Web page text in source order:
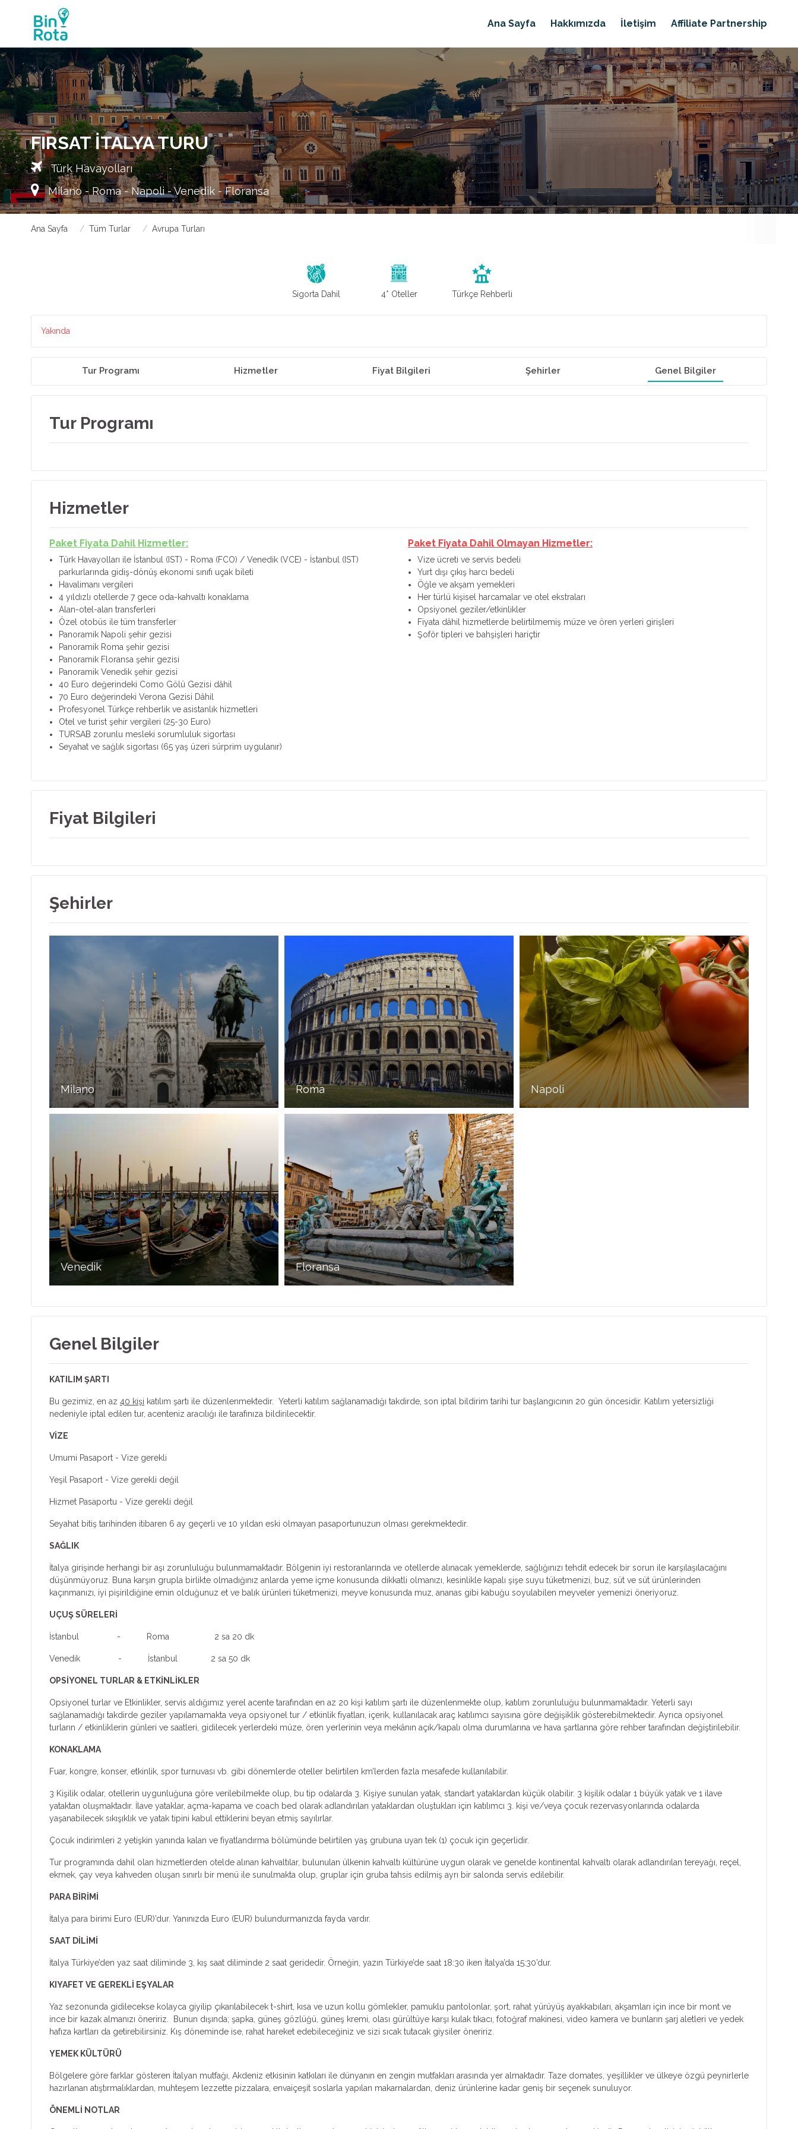
Ana Sayfa Hakkımızda İletişim Affiliate Partnership
FIRSAT İTALYA TURU
Türk Havayolları
Milano - Roma - Napoli - Venedik - Floransa
Ana Sayfa Tüm Turlar Avrupa Turları
Sigorta Dahil 4* Oteller Türkçe Rehberli
Yakında
Tur Programı Hizmetler Fiyat Bilgileri Şehirler Genel Bilgiler
Tur Programı
Hizmetler
Paket Fiyata Dahil Hizmetler:
Türk Havayolları ile İstanbul (IST) - Roma (FCO) / Venedik (VCE) - İstanbul (IST)
parkurlarında gidiş-dönüş ekonomi sınıfı uçak bileti
Havalimanı vergileri
4 yıldızlı otellerde 7 gece oda-kahvaltı konaklama
Alan-otel-alan transferleri
Özel otobüs ile tüm transferler
Panoramik Napoli şehir gezisi
Panoramik Roma şehir gezisi
Panoramik Floransa şehir gezisi
Panoramik Venedik şehir gezisi
40 Euro değerindeki Como Gölü Gezisi dâhil
70 Euro değerindeki Verona Gezisi Dâhil
Profesyonel Türkçe rehberlik ve asistanlık hizmetleri
Otel ve turist şehir vergileri (25-30 Euro)
TURSAB zorunlu mesleki sorumluluk sigortası
Seyahat ve sağlık sigortası (65 yaş üzeri sürprim uygulanır)
Paket Fiyata Dahil Olmayan Hizmetler:
Vize ücreti ve servis bedeli
Yurt dışı çıkış harcı bedeli
Öğle ve akşam yemekleri
Her türlü kişisel harcamalar ve otel ekstraları
Opsiyonel geziler/etkinlikler
Fiyata dâhil hizmetlerde belirtilmemiş müze ve ören yerleri girişleri
Şoför tipleri ve bahşişleri hariçtir
Fiyat Bilgileri
Şehirler
Milano Roma Napoli
Venedik
İtalya dünyanın en çok turist çeken yerlerin ilk sıralarında
Venedik turları gelir. Kendine has mimarisi, kanalları ve
köprüleri ile herkesin tatil planlarında yer alan bir şehirdir
Floransa
Genel Bilgiler
KATILIM ŞARTI
Bu gezimiz, en az 40 kişi katılım şartı ile düzenlenmektedir. Yeterli katılım sağlanamadığı takdirde, son iptal bildirim tarihi tur başlangıcının 20 gün öncesidir. Katılım yetersizliği
nedeniyle iptal edilen tur, acenteniz aracılığı ile tarafınıza bildirilecektir.
VİZE
Umumi Pasaport - Vize gerekli
Yeşil Pasaport - Vize gerekli değil
Hizmet Pasaportu - Vize gerekli değil
Seyahat bitiş tarihinden itibaren 6 ay geçerli ve 10 yıldan eski olmayan pasaportunuzun olması gerekmektedir.
SAĞLIK
İtalya girişinde herhangi bir aşı zorunluluğu bulunmamaktadır. Bölgenin iyi restoranlarında ve otellerde alınacak yemeklerde, sağlığınızı tehdit edecek bir sorun ile karşılaşılacağını
düşünmüyoruz. Buna karşın grupla birlikte olmadığınız anlarda yeme içme konusunda dikkatli olmanızı, kesinlikle kapalı şişe suyu tüketmenizi, buz, süt ve süt ürünlerinden
kaçınmanızı, iyi pişirildiğine emin olduğunuz et ve balık ürünleri tüketmenizi, meyve konusunda muz, ananas gibi kabuğu soyulabilen meyveler yemenizi öneriyoruz.
UÇUŞ SÜRELERİ
İstanbul - Roma 2 sa 20 dk
Venedik - İstanbul 2 sa 50 dk
OPSİYONEL TURLAR & ETKİNLİKLER
Opsiyonel turlar ve Etkinlikler, servis aldığımız yerel acente tarafından en az 20 kişi katılım şartı ile düzenlenmekte olup, katılım zorunluluğu bulunmamaktadır. Yeterli sayı
sağlanamadığı takdirde geziler yapılamamakta veya opsiyonel tur / etkinlik fiyatları, içerik, kullanılacak araç katılımcı sayısına göre değişiklik gösterebilmektedir. Ayrıca opsiyonel
turların / etkinliklerin günleri ve saatleri, gidilecek yerlerdeki müze, ören yerlerinin veya mekânın açık/kapalı olma durumlarına ve hava şartlarına göre rehber tarafından değiştirilebilir.
KONAKLAMA
Fuar, kongre, konser, etkinlik, spor turnuvası vb. gibi dönemlerde oteller belirtilen km’lerden fazla mesafede kullanılabilir.
3 Kişilik odalar, otellerin uygunluğuna göre verilebilmekte olup, bu tip odalarda 3. Kişiye sunulan yatak, standart yataklardan küçük olabilir. 3 kişilik odalar 1 büyük yatak ve 1 ilave
yataktan oluşmaktadır. İlave yataklar, açma-kapama ve coach bed olarak adlandırılan yataklardan oluştukları için katılımcı 3. kişi ve/veya çocuk rezervasyonlarında odalarda
yaşanabilecek sıkışıklık ve yatak tipini kabul ettiklerini beyan etmiş sayılırlar.
Çocuk indirimleri 2 yetişkin yanında kalan ve fiyatlandırma bölümünde belirtilen yaş grubuna uyan tek (1) çocuk için geçerlidir.
Tur programında dahil olan hizmetlerden otelde alınan kahvaltılar, bulunulan ülkenin kahvaltı kültürüne uygun olarak ve genelde kontinental kahvaltı olarak adlandırılan tereyağı, reçel,
ekmek, çay veya kahveden oluşan sınırlı bir menü ile sunulmakta olup, gruplar için gruba tahsis edilmiş ayrı bir salonda servis edilebilir.
PARA BİRİMİ
İtalya para birimi Euro (EUR)’dur. Yanınızda Euro (EUR) bulundurmanızda fayda vardır.
SAAT DİLİMİ
İtalya Türkiye’den yaz saat diliminde 3, kış saat diliminde 2 saat geridedir. Örneğin, yazın Türkiye’de saat 18:30 iken İtalya’da 15:30’dur.
KIYAFET VE GEREKLİ EŞYALAR
Yaz sezonunda gidilecekse kolayca giyilip çıkarılabilecek t-shirt, kısa ve uzun kollu gömlekler, pamuklu pantolonlar, şort, rahat yürüyüş ayakkabıları, akşamları için ince bir mont ve
ince bir kazak almanızı öneririz. Bunun dışında; şapka, güneş gözlüğü, güneş kremi, olası gürültüye karşı kulak tıkacı, fotoğraf makinesi, video kamera ve bunların şarj aletleri ve yedek
hafıza kartları da getirebilirsiniz. Kış döneminde ise, rahat hareket edebileceğiniz ve sizi sıcak tutacak giysiler öneririz.
YEMEK KÜLTÜRÜ
Bölgelere göre farklar gösteren İtalyan mutfağı, Akdeniz etkisinin katkıları ile dünyanın en zengin mutfakları arasında yer almaktadır. Taze domates, yeşillikler ve ülkeye özgü peynirlerle
hazırlanan atıştırmalıklardan, muhteşem lezzette pizzalara, envaiçeşit soslarla yapılan makarnalardan, deniz ürünlerine kadar geniş bir seçenek sunuluyor.
ÖNEMLİ NOTLAR